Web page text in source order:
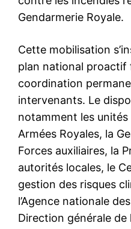
Arabie saoudite: Toutes les
mosquées seront ouvertes le
21 juin sauf La Mecque. Al
26 May 2020
In "Nation"